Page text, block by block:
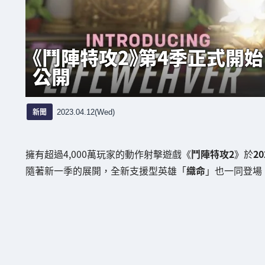
《鬥陣特攻2》第4季正式開
公開
新聞 2023.04.12(Wed)
擁有超過4,000萬玩家的動作射擊遊戲《鬥陣特攻2》於
隨著新一季的展開，全新支援型英雄「織命」也一同登場